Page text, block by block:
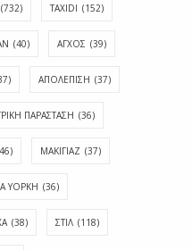
(732) TAXIDI (152)
(40) ΑΓΧΟΣ (39)
ΑΠΟΛΈΠΙΣΗ (37)
ΠΑΡΑΣΤΑΣΗ (36)
ΜΑΚΙΓΙΑΖ (37)
ΥΟΡΚΗ (36)
(38) ΣΤΙΛ (118)